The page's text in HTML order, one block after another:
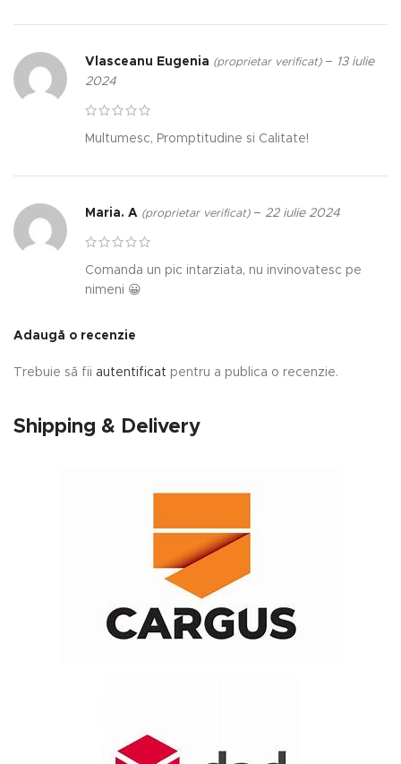
Vlasceanu Eugenia (proprietar verificat) – 13 iulie
2024
Multumesc, Promptitudine si Calitate!
Maria. A (proprietar verificat) – 22 iulie 2024
Comanda un pic intarziata, nu invinovatesc pe
nimeni 😀
Adaugă o recenzie
Trebuie să fii autentificat pentru a publica o recenzie.
Shipping & Delivery